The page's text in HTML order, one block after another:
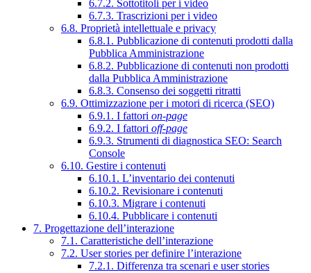
6.7.2. Sottotitoli per i video
6.7.3. Trascrizioni per i video
6.8. Proprietà intellettuale e privacy
6.8.1. Pubblicazione di contenuti prodotti dalla
Pubblica Amministrazione
6.8.2. Pubblicazione di contenuti non prodotti
dalla Pubblica Amministrazione
6.8.3. Consenso dei soggetti ritratti
6.9. Ottimizzazione per i motori di ricerca (SEO)
6.9.1. I fattori on-page
6.9.2. I fattori off-page
6.9.3. Strumenti di diagnostica SEO: Search
Console
6.10. Gestire i contenuti
6.10.1. L’inventario dei contenuti
6.10.2. Revisionare i contenuti
6.10.3. Migrare i contenuti
6.10.4. Pubblicare i contenuti
7. Progettazione dell’interazione
7.1. Caratteristiche dell’interazione
7.2. User stories per definire l’interazione
7.2.1. Differenza tra scenari e user stories